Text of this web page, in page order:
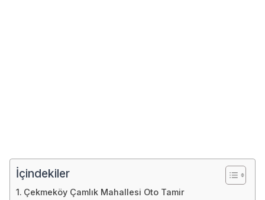
İçindekiler
Çekmeköy Çamlık Mahallesi Oto Tamir